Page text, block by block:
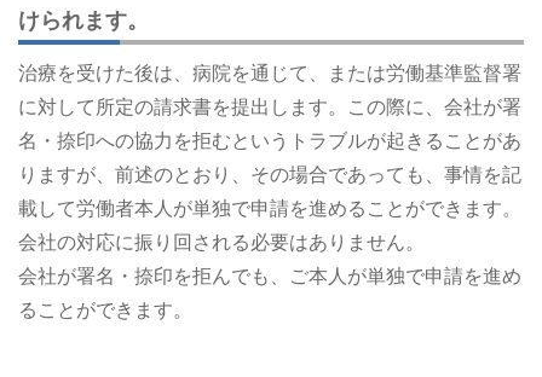
けられます。
治療を受けた後は、病院を通じて、または労働基準監督署
に対して所定の請求書を提出します。この際に、会社が署
名・捺印への協力を拒むというトラブルが起きることがあ
りますが、前述のとおり、その場合であっても、事情を記
載して労働者本人が単独で申請を進めることができます。
会社の対応に振り回される必要はありません。
会社が署名・捺印を拒んでも、ご本人が単独で申請を進め
ることができます。